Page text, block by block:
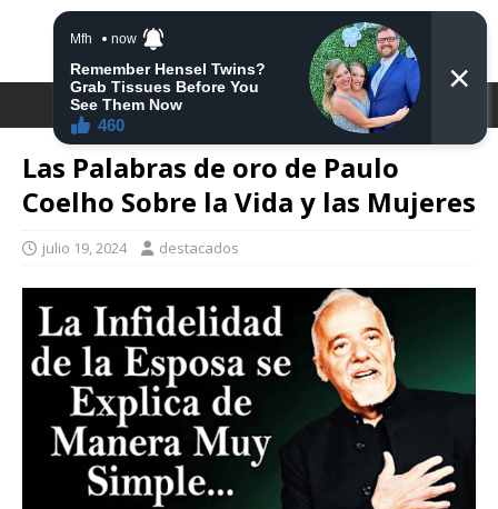
Las Palabras de oro de Paulo
Coelho Sobre la Vida y las Mujeres
julio 19, 2024 destacados